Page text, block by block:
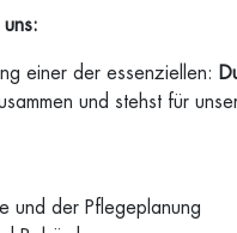
einer der essenziellen:
und stehst für
und der Pflegeplanung